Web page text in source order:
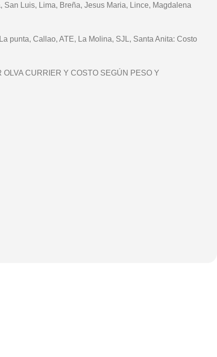
Luis, Lima, Breña, Jesus Maria, Lince, Magdalena
punta, Callao, ATE, La Molina, SJL, Santa Anita: Costo
CURRIER Y COSTO SEGÚN PESO Y